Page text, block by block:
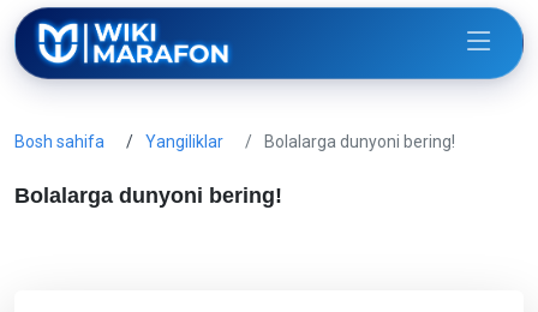
Bosh sahifa Yangiliklar Bolalarga dunyoni bering!
Bolalarga dunyoni bering!